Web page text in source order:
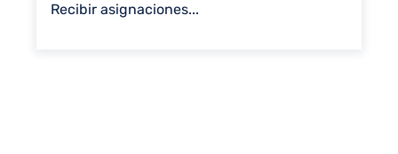
Recibir asignaciones...